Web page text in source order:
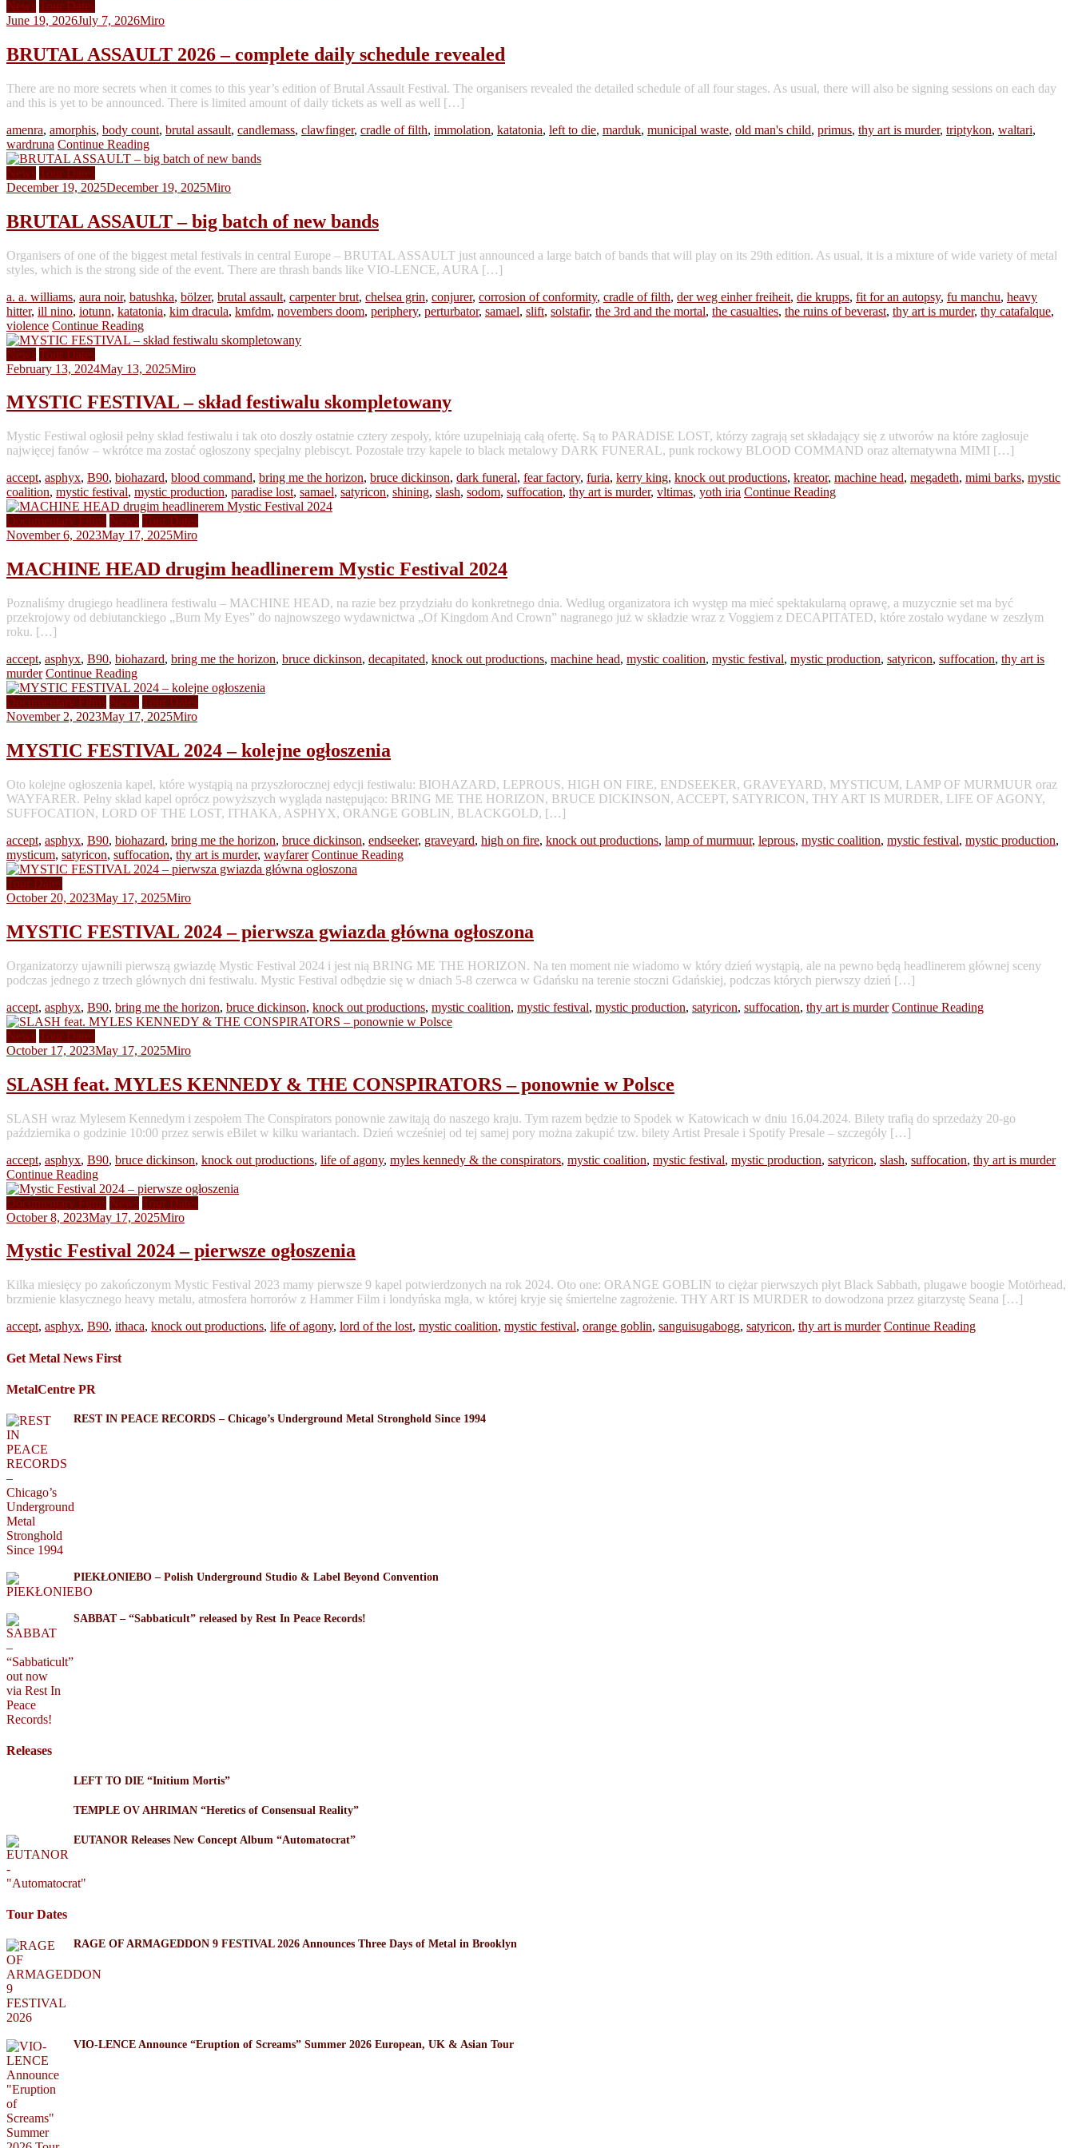
News Tour Dates
June 19, 2026July 7, 2026Miro
BRUTAL ASSAULT 2026 – complete daily schedule revealed
There are no more secrets when it comes to this year’s edition of Brutal Assault Festival. The organisers revealed the detailed schedule of all four stages. As usual, there will also be signing sessions on each day
and this is yet to be announced. There is limited amount of daily tickets as well as well […]
amenra, amorphis, body count, brutal assault, candlemass, clawfinger, cradle of filth, immolation, katatonia, left to die, marduk, municipal waste, old man's child, primus, thy art is murder, triptykon, waltari,
wardruna Continue Reading
News Tour Dates
December 19, 2025December 19, 2025Miro
BRUTAL ASSAULT – big batch of new bands
Organisers of one of the biggest metal festivals in central Europe – BRUTAL ASSAULT just announced a large batch of bands that will play on its 29th edition. As usual, it is a mixture of wide variety of metal
styles, which is the strong side of the event. There are thrash bands like VIO-LENCE, AURA […]
a. a. williams, aura noir, batushka, bölzer, brutal assault, carpenter brut, chelsea grin, conjurer, corrosion of conformity, cradle of filth, der weg einher freiheit, die krupps, fit for an autopsy, fu manchu, heavy
hitter, ill nino, iotunn, katatonia, kim dracula, kmfdm, novembers doom, periphery, perturbator, samael, slift, solstafir, the 3rd and the mortal, the casualties, the ruins of beverast, thy art is murder, thy catafalque,
violence Continue Reading
News Tour Dates
February 13, 2024May 13, 2025Miro
MYSTIC FESTIVAL – skład festiwalu skompletowany
Mystic Festiwal ogłosił pełny skład festiwalu i tak oto doszły ostatnie cztery zespoły, które uzupełniają całą ofertę. Są to PARADISE LOST, którzy zagrają set składający się z utworów na które zagłosuje
najwięcej fanów – wkrótce ma zostać ogłoszony specjalny plebiscyt. Pozostałe trzy kapele to black metalowy DARK FUNERAL, punk rockowy BLOOD COMMAND oraz alternatywna MIMI […]
accept, asphyx, B90, biohazard, blood command, bring me the horizon, bruce dickinson, dark funeral, fear factory, furia, kerry king, knock out productions, kreator, machine head, megadeth, mimi barks, mystic
coalition, mystic festival, mystic production, paradise lost, samael, satyricon, shining, slash, sodom, suffocation, thy art is murder, vltimas, yoth iria Continue Reading
Documentary Films News Tour Dates
November 6, 2023May 17, 2025Miro
MACHINE HEAD drugim headlinerem Mystic Festival 2024
Poznaliśmy drugiego headlinera festiwalu – MACHINE HEAD, na razie bez przydziału do konkretnego dnia. Według organizatora ich występ ma mieć spektakularną oprawę, a muzycznie set ma być
przekrojowy od debiutanckiego „Burn My Eyes” do najnowszego wydawnictwa „Of Kingdom And Crown” nagranego już w składzie wraz z Voggiem z DECAPITATED, które zostało wydane w zeszłym
roku. […]
accept, asphyx, B90, biohazard, bring me the horizon, bruce dickinson, decapitated, knock out productions, machine head, mystic coalition, mystic festival, mystic production, satyricon, suffocation, thy art is
murder Continue Reading
Documentary Films News Tour Dates
November 2, 2023May 17, 2025Miro
MYSTIC FESTIVAL 2024 – kolejne ogłoszenia
Oto kolejne ogłoszenia kapel, które wystąpią na przyszłorocznej edycji festiwalu: BIOHAZARD, LEPROUS, HIGH ON FIRE, ENDSEEKER, GRAVEYARD, MYSTICUM, LAMP OF MURMUUR oraz
WAYFARER. Pełny skład kapel oprócz powyższych wygląda następująco: BRING ME THE HORIZON, BRUCE DICKINSON, ACCEPT, SATYRICON, THY ART IS MURDER, LIFE OF AGONY,
SUFFOCATION, LORD OF THE LOST, ITHAKA, ASPHYX, ORANGE GOBLIN, BLACKGOLD, […]
accept, asphyx, B90, biohazard, bring me the horizon, bruce dickinson, endseeker, graveyard, high on fire, knock out productions, lamp of murmuur, leprous, mystic coalition, mystic festival, mystic production,
mysticum, satyricon, suffocation, thy art is murder, wayfarer Continue Reading
Tour Dates
October 20, 2023May 17, 2025Miro
MYSTIC FESTIVAL 2024 – pierwsza gwiazda główna ogłoszona
Organizatorzy ujawnili pierwszą gwiazdę Mystic Festival 2024 i jest nią BRING ME THE HORIZON. Na ten moment nie wiadomo w który dzień wystąpią, ale na pewno będą headlinerem głównej sceny
podczas jednego z trzech głównych dni festiwalu. Mystic Festival odbędzie się w dniach 5-8 czerwca w Gdańsku na terenie stoczni Gdańskiej, podczas których pierwszy dzień […]
accept, asphyx, B90, bring me the horizon, bruce dickinson, knock out productions, mystic coalition, mystic festival, mystic production, satyricon, suffocation, thy art is murder Continue Reading
News Tour Dates
October 17, 2023May 17, 2025Miro
SLASH feat. MYLES KENNEDY & THE CONSPIRATORS – ponownie w Polsce
SLASH wraz Mylesem Kennedym i zespołem The Conspirators ponownie zawitają do naszego kraju. Tym razem będzie to Spodek w Katowicach w dniu 16.04.2024. Bilety trafią do sprzedaży 20-go
października o godzinie 10:00 przez serwis eBilet w kilku wariantach. Dzień wcześniej od tej samej pory można zakupić tzw. bilety Artist Presale i Spotify Presale – szczegóły […]
accept, asphyx, B90, bruce dickinson, knock out productions, life of agony, myles kennedy & the conspirators, mystic coalition, mystic festival, mystic production, satyricon, slash, suffocation, thy art is murder
Continue Reading
Documentary Films News Tour Dates
October 8, 2023May 17, 2025Miro
Mystic Festival 2024 – pierwsze ogłoszenia
Kilka miesięcy po zakończonym Mystic Festival 2023 mamy pierwsze 9 kapel potwierdzonych na rok 2024. Oto one: ORANGE GOBLIN to ciężar pierwszych płyt Black Sabbath, plugawe boogie Motörhead,
brzmienie klasycznego heavy metalu, atmosfera horrorów z Hammer Film i londyńska mgła, w której kryje się śmiertelne zagrożenie. THY ART IS MURDER to dowodzona przez gitarzystę Seana […]
accept, asphyx, B90, ithaca, knock out productions, life of agony, lord of the lost, mystic coalition, mystic festival, orange goblin, sanguisugabogg, satyricon, thy art is murder Continue Reading
Get Metal News First
MetalCentre PR
REST IN PEACE RECORDS – Chicago’s Underground Metal Stronghold Since 1994
PIEKŁONIEBO – Polish Underground Studio & Label Beyond Convention
SABBAT – “Sabbaticult” released by Rest In Peace Records!
Releases
LEFT TO DIE “Initium Mortis”
TEMPLE OV AHRIMAN “Heretics of Consensual Reality”
EUTANOR Releases New Concept Album “Automatocrat”
Tour Dates
RAGE OF ARMAGEDDON 9 FESTIVAL 2026 Announces Three Days of Metal in Brooklyn
VIO-LENCE Announce “Eruption of Screams” Summer 2026 European, UK & Asian Tour